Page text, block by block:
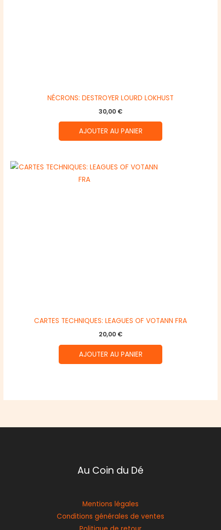
NÉCRONS: DESTROYER LOURD LOKHUST
30,00 €
AJOUTER AU PANIER
CARTES TECHNIQUES: LEAGUES OF VOTANN FRA
20,00 €
AJOUTER AU PANIER
Au Coin du Dé
Mentions légales
Conditions générales de ventes